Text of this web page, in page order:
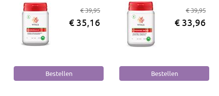
€ 39,95
€ 35,16
€ 39,95
€ 33,96